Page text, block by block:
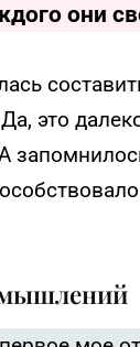
они
это